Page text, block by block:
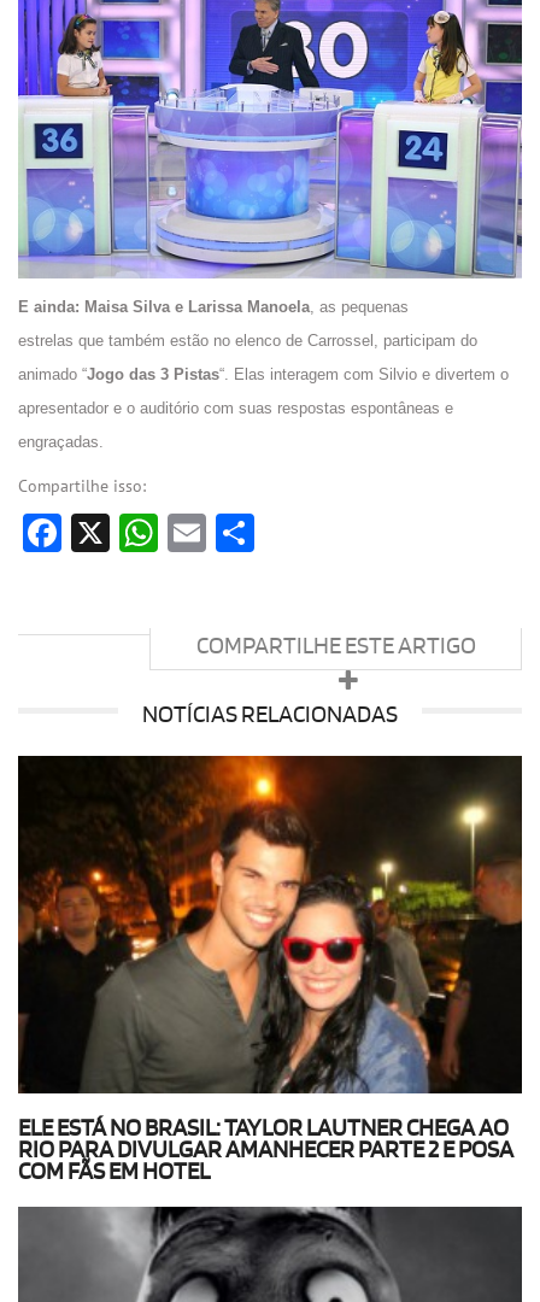
E ainda: Maisa Silva e Larissa Manoela, as pequenas
estrelas que também estão no elenco de Carrossel, participam do
animado “Jogo das 3 Pistas“. Elas interagem com Silvio e divertem o
apresentador e o auditório com suas respostas espontâneas e
engraçadas.
Compartilhe isso:
Facebook
X WhatsApp
Email
COMPARTILHE ESTE ARTIGO
NOTÍCIAS RELACIONADAS
ELE ESTÁ NO BRASIL: TAYLOR LAUTNER CHEGA AO
RIO PARA DIVULGAR AMANHECER PARTE 2 E POSA
COM FÃS EM HOTEL